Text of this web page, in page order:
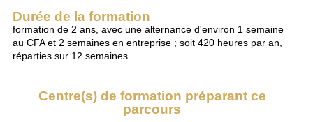
Durée de la formation
formation de 2 ans, avec une alternance d'environ 1 semaine
au CFA et 2 semaines en entreprise ; soit 420 heures par an,
réparties sur 12 semaines.
Centre(s) de formation préparant ce
parcours